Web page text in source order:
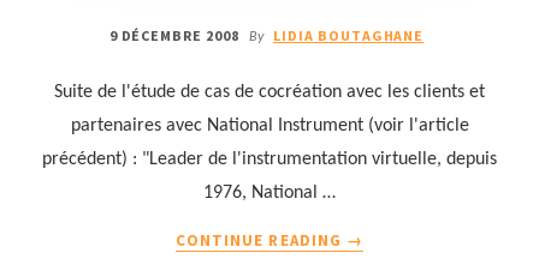
9 DÉCEMBRE 2008 By LIDIA BOUTAGHANE
Suite de l'étude de cas de cocréation avec les clients et
partenaires avec National Instrument (voir l'article
précédent) : "Leader de l'instrumentation virtuelle, depuis
1976, National …
CONTINUE READING →